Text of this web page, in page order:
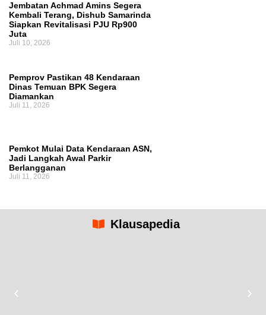
Jembatan Achmad Amins Segera
Kembali Terang, Dishub Samarinda
Siapkan Revitalisasi PJU Rp900
Juta
Juli 10, 2026
Pemprov Pastikan 48 Kendaraan
Dinas Temuan BPK Segera
Diamankan
Juli 11, 2026
Pemkot Mulai Data Kendaraan ASN,
Jadi Langkah Awal Parkir
Berlangganan
Juli 11, 2026
Klausapedia